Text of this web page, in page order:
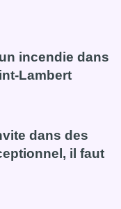
incendie dans
Lambert
un incendie dans
dans des
il faut